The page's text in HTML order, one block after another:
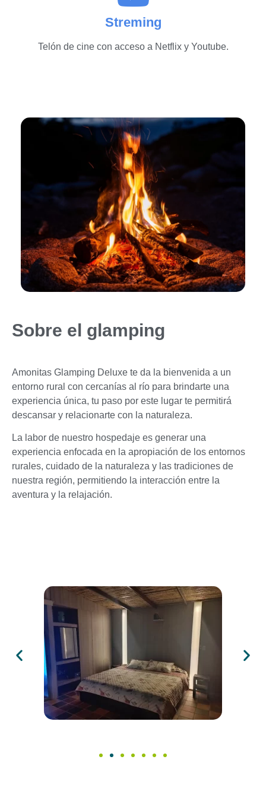
Streming
Telón de cine con acceso a Netflix y Youtube.
Sobre el glamping
Amonitas Glamping Deluxe te da la bienvenida a un
entorno rural con cercanías al río para brindarte una
experiencia única, tu paso por este lugar te permitirá
descansar y relacionarte con la naturaleza.
La labor de nuestro hospedaje es generar una
experiencia enfocada en la apropiación de los entornos
rurales, cuidado de la naturaleza y las tradiciones de
nuestra región, permitiendo la interacción entre la
aventura y la relajación.